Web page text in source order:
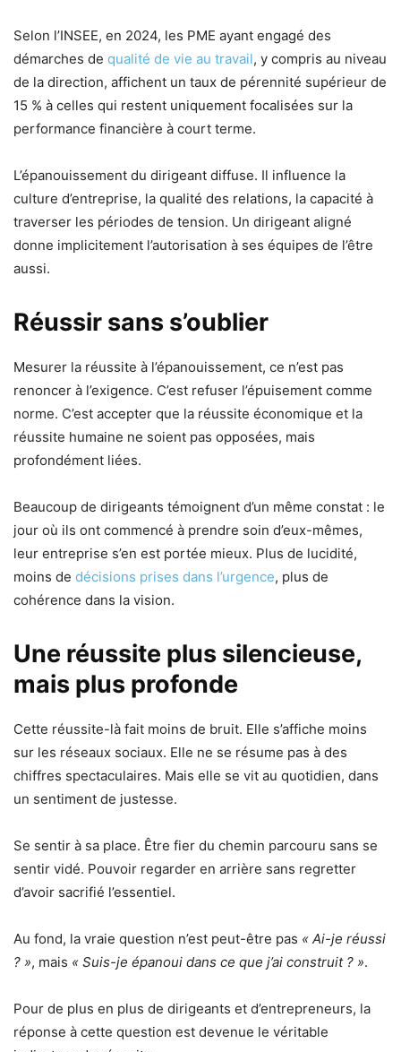
Selon l’INSEE, en 2024, les PME ayant engagé des
démarches de qualité de vie au travail, y compris au niveau
de la direction, affichent un taux de pérennité supérieur de
15 % à celles qui restent uniquement focalisées sur la
performance financière à court terme.
L’épanouissement du dirigeant diffuse. Il influence la
culture d’entreprise, la qualité des relations, la capacité à
traverser les périodes de tension. Un dirigeant aligné
donne implicitement l’autorisation à ses équipes de l’être
aussi.
Réussir sans s’oublier
Mesurer la réussite à l’épanouissement, ce n’est pas
renoncer à l’exigence. C’est refuser l’épuisement comme
norme. C’est accepter que la réussite économique et la
réussite humaine ne soient pas opposées, mais
profondément liées.
Beaucoup de dirigeants témoignent d’un même constat : le
jour où ils ont commencé à prendre soin d’eux-mêmes,
leur entreprise s’en est portée mieux. Plus de lucidité,
moins de décisions prises dans l’urgence, plus de
cohérence dans la vision.
Une réussite plus silencieuse,
mais plus profonde
Cette réussite-là fait moins de bruit. Elle s’affiche moins
sur les réseaux sociaux. Elle ne se résume pas à des
chiffres spectaculaires. Mais elle se vit au quotidien, dans
un sentiment de justesse.
Se sentir à sa place. Être fier du chemin parcouru sans se
sentir vidé. Pouvoir regarder en arrière sans regretter
d’avoir sacrifié l’essentiel.
Au fond, la vraie question n’est peut-être pas « Ai-je réussi
? », mais « Suis-je épanoui dans ce que j’ai construit ? ».
Pour de plus en plus de dirigeants et d’entrepreneurs, la
réponse à cette question est devenue le véritable